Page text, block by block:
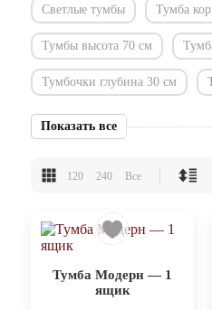
Светлые тумбы Тумба
Тумбы высота 70 см
Тумбочки глубина 30 см
Показать все
120 240 Все
Тумба Модерн — 1
ящик